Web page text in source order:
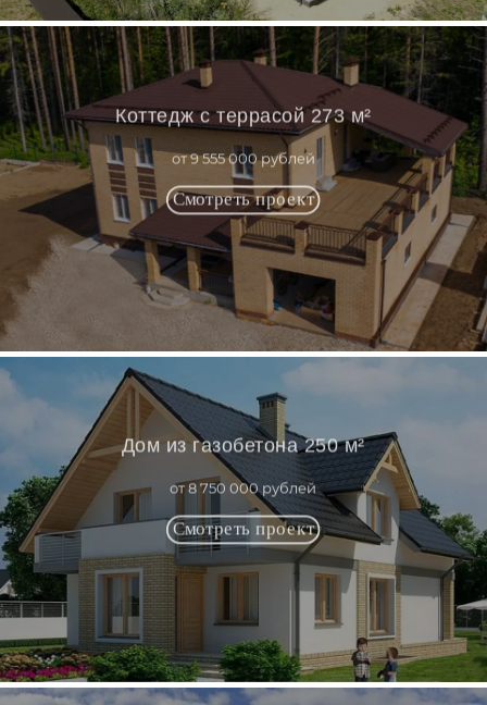
Коттедж с террасой 273 м²
от 9 555 000 рублей
Дом из газобетона 250 м²
от 8 750 000 рублей